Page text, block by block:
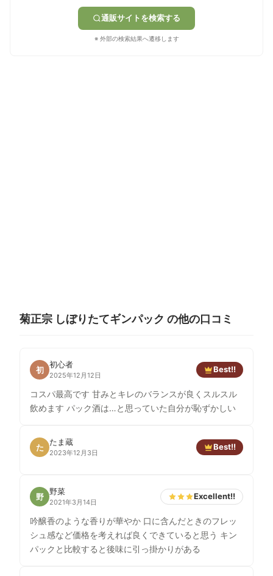
通販サイトを検索する
※ 外部の検索結果へ遷移します
菊正宗 しぼりたてギンパック の他の口コミ
初
初心者
2025年12月12日
Best!!
コスパ最高です 甘みとキレのバランスが良くスルスル
飲めます パック酒は…と思っていた自分が恥ずかしい
た
たま蔵
2023年12月3日
Best!!
野
野菜
2021年3月14日
Excellent!!
吟醸香のような香りが華やか 口に含んだときのフレッ
シュ感など価格を考えれば良くできていると思う キン
パックと比較すると後味に引っ掛かりがある